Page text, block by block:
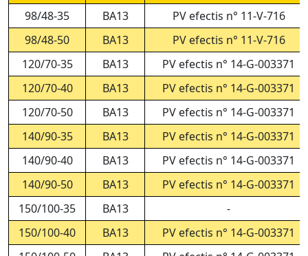
98/48-35
BA13
PV efectis n° 11-V-716
98/48-50
BA13
PV efectis n° 11-V-716
120/70-35
BA13
PV efectis n° 14-G-003371
120/70-40
BA13
PV efectis n° 14-G-003371
120/70-50
BA13
PV efectis n° 14-G-003371
140/90-35
BA13
PV efectis n° 14-G-003371
140/90-40
BA13
PV efectis n° 14-G-003371
140/90-50
BA13
PV efectis n° 14-G-003371
150/100-35
BA13
-
150/100-40
BA13
PV efectis n° 14-G-003371